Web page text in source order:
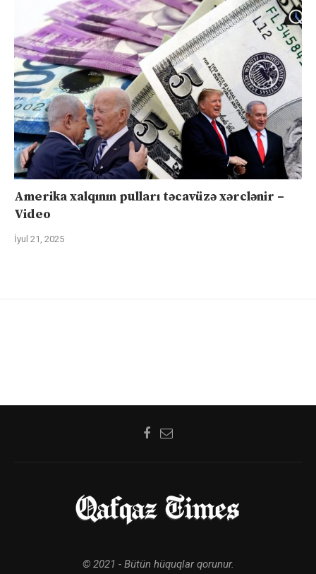
Amerika xalqının pulları təcavüzə xərclənir –
Video
İyul 21, 2025
© 2021 - Bütün hüquqlar qorunur.